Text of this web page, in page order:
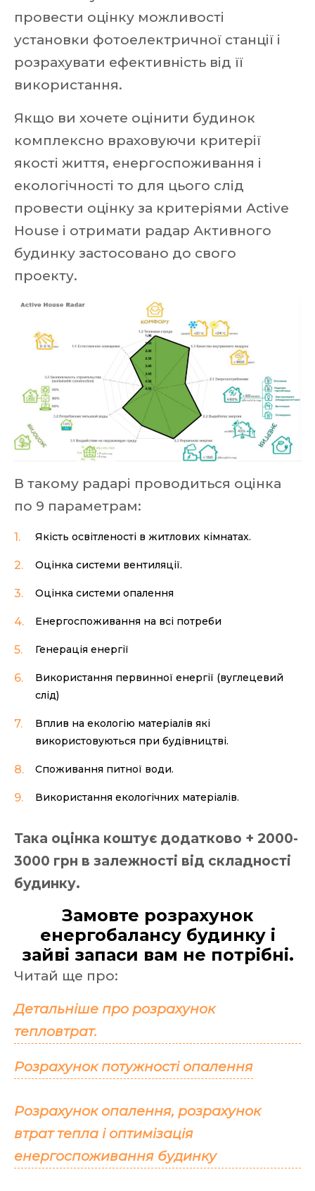
провести оцінку можливості
установки фотоелектричної станції і
розрахувати ефективність від її
використання.
Якщо ви хочете оцінити будинок
комплексно враховуючи критерії
якості життя, енергоспоживання і
екологічності то для цього слід
провести оцінку за критеріями Active
House і отримати радар Активного
будинку застосовано до свого
проекту.
В такому радарі проводиться оцінка
по 9 параметрам:
Якість освітленості в житлових кімнатах.
Оцінка системи вентиляції.
Оцінка системи опалення
Енергоспоживання на всі потреби
Генерація енергії
Використання первинної енергії (вуглецевий
слід)
Вплив на екологію матеріалів які
використовуються при будівництві.
Споживання питної води.
Використання екологічних матеріалів.
Така оцінка коштує додатково + 2000-
3000 грн в залежності від складності
будинку.
Замовте розрахунок
енергобалансу будинку і
зайві запаси вам не потрібні.
Читай ще про:
Детальніше про розрахунок
тепловтрат.
Розрахунок потужності опалення
Розрахунок опалення, розрахунок
втрат тепла і оптимізація
енергоспоживання будинку